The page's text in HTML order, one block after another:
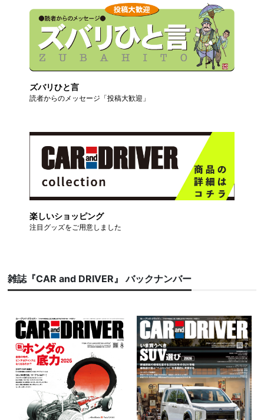
ズバリひと言
読者からのメッセージ「投稿大歓迎」
楽しいショッピング
注目グッズをご用意しました
雑誌『CAR and DRIVER』 バックナンバー